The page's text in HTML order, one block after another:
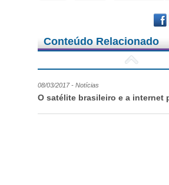
Conteúdo Relacionado
08/03/2017 - Notícias
O satélite brasileiro e a internet